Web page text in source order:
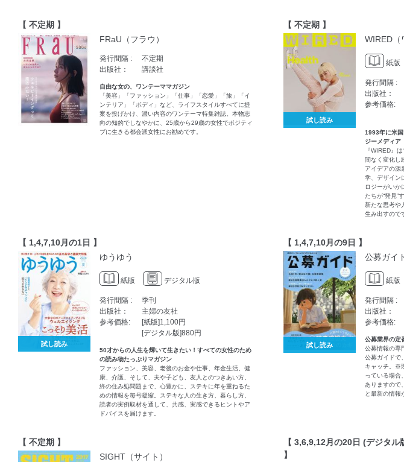
【 不定期 】
FRaU（フラウ）
発行間隔 :
不定期
出版社：
講談社
自由な女の、ワンテーママガジン
「美容」「ファッション」「仕事」「恋愛」「旅」「イ
ンテリア」「ボディ」など、ライフスタイルすべてに提
案を投げかけ、濃い内容のワンテーマ特集雑誌。本物志
向の知的でしなやかに、25歳から29歳の女性でポジティ
ブに生きる都会派女性にお勧めです。
【 不定期 】
試し読み
WIRED（
紙版
発行間隔 :
出版社：
参考価格:
1993年に米
ジーメディア
『WIRED』
間なく変化し
アイデアの源
学、デザイン
ロジーがいか
たちが“発見”
新たな思考や
生み出すので
【 1,4,7,10月の1日 】
試し読み
ゆうゆう
紙版 デジタル版
発行間隔 :
季刊
出版社：
主婦の友社
参考価格:
[紙版]1,100円
[デジタル版]880円
50才からの人生を輝いて生きたい！すべての女性のため
の読み物たっぷりマガジン
ファッション、美容、老後のお金や仕事、年金生活、健
康、介護、そして、夫や子ども、友人とのつきあい方、
終の住み処問題まで、心豊かに、ステキに年を重ねるた
めの情報を毎号凝縮。ステキな人の生き方、暮らし方、
読者の実例取材を通して、共感、実感できるヒントやア
ドバイスを届けます。
【 1,4,7,10月の9日 】
試し読み
公募ガイ
紙版
発行間隔 :
出版社：
参考価格:
公募業界の定
公募情報の専
公募ガイドで
キャッチ。※
っている場合
ありますので
と最新の情報
【 不定期 】
SIGHT（サイト）
【 3,6,9,12月の20日 (デジタル
】